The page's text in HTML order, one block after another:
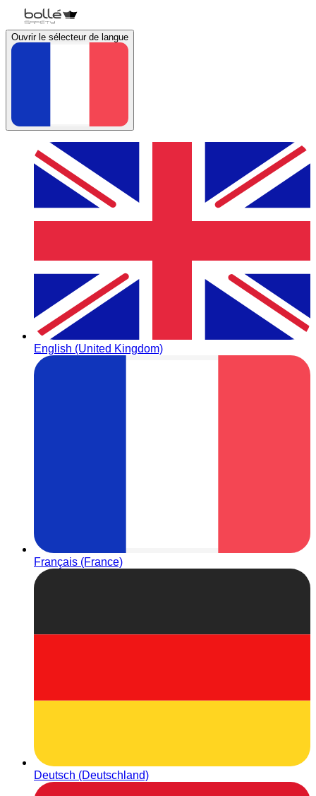
Ouvrir le sélecteur de langue
English (United Kingdom)
Français (France)
Deutsch (Deutschland)